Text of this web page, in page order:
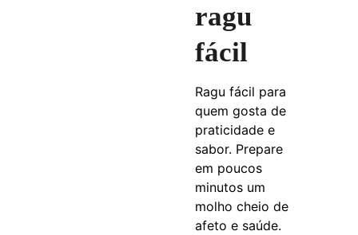
ragu
fácil
Ragu fácil para
quem gosta de
praticidade e
sabor. Prepare
em poucos
minutos um
molho cheio de
afeto e saúde.